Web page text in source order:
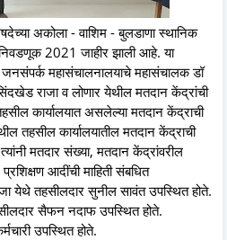
अकोला - वाशिम - बुलडाणा स्थानिक
निवडणूक 2021 जाहीर झाली आहे. या
जनसंपर्क महासंचालनालयाचे महासंचालक डॉ
राजा व लोणार येथील मतदान केंद्रांची
कार्यालयात असलेल्या मतदान केंद्राची
तहसील कार्यालयातील मतदान केंद्राची
मतदार संख्या, मतदान केंद्रांवरील
आदींची माहिती संबधित
येथे तहसीलदार सुनील सावंत उपस्थित होते.
सैफन नदाफ उपस्थित होते.
उपस्थित होते.